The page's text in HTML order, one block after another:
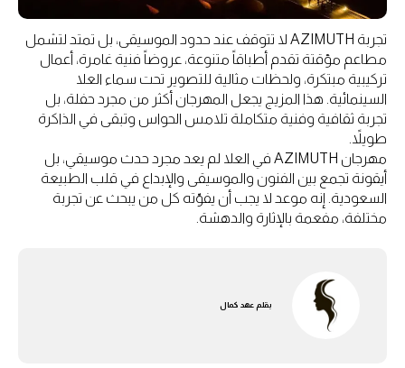
تجربة AZIMUTH لا تتوقف عند حدود الموسيقى، بل تمتد لتشمل
مطاعم مؤقتة تقدم أطباقاً متنوعة، عروضاً فنية غامرة، أعمال
تركيبية مبتكرة، ولحظات مثالية للتصوير تحت سماء العلا
السينمائية. هذا المزيج يجعل المهرجان أكثر من مجرد حفلة، بل
تجربة ثقافية وفنية متكاملة تلامس الحواس وتبقى في الذاكرة
طويلاً.
مهرجان AZIMUTH في العلا لم يعد مجرد حدث موسيقي، بل
أيقونة تجمع بين الفنون والموسيقى والإبداع في قلب الطبيعة
السعودية. إنه موعد لا يجب أن يفوّته كل من يبحث عن تجربة
مختلفة، مفعمة بالإثارة والدهشة.
بقلمعهد كمال